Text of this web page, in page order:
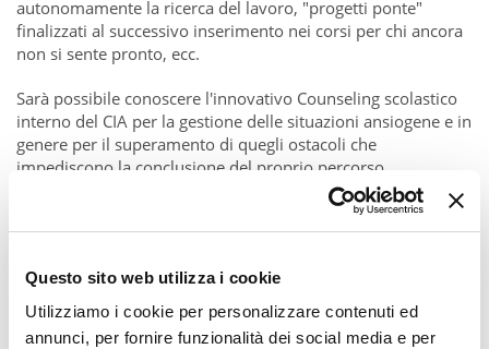
Questo sito web utilizza i cookie
Utilizziamo i cookie per personalizzare contenuti ed
annunci, per fornire funzionalità dei social media e per
autonomamente la ricerca del lavoro, "progetti ponte"
finalizzati al successivo inserimento nei corsi per chi ancora
non si sente pronto, ecc.
Sarà possibile conoscere l'innovativo Counseling scolastico
interno del CIA per la gestione delle situazioni ansiogene e in
genere per il superamento di quegli ostacoli che
impediscono la conclusione del proprio percorso.
Ma anche testimonianze dirette e molto altro, sempre
orientato verso soluzioni che portino al successo formativo.